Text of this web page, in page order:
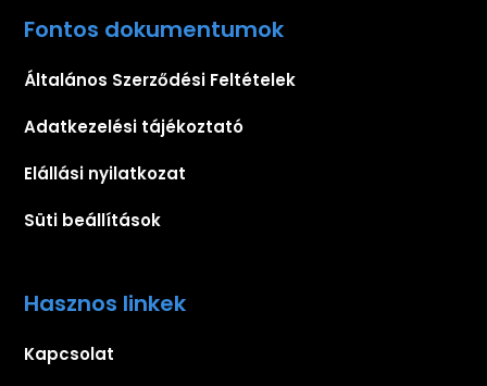
Fontos dokumentumok
Általános Szerződési Feltételek
Adatkezelési tájékoztató
Elállási nyilatkozat
Süti beállítások
Hasznos linkek
Kapcsolat